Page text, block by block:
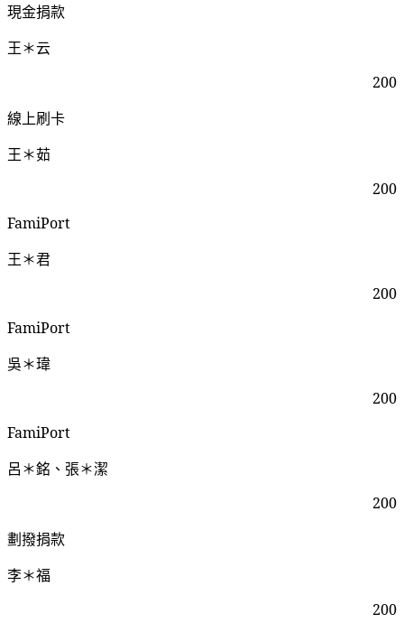
現金捐款
王＊云
200
線上刷卡
王＊茹
200
FamiPort
王＊君
200
FamiPort
吳＊瑋
200
FamiPort
呂＊銘、張＊潔
200
劃撥捐款
李＊福
200